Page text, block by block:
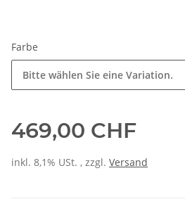
Farbe
Bitte wählen Sie eine Variation.
469,00 CHF
inkl. 8,1% USt. , zzgl. Versand